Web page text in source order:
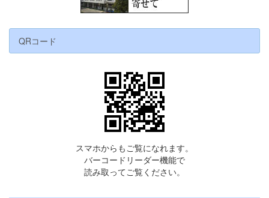
QRコード
スマホからもご覧になれます。
バーコードリーダー機能で
読み取ってご覧ください。